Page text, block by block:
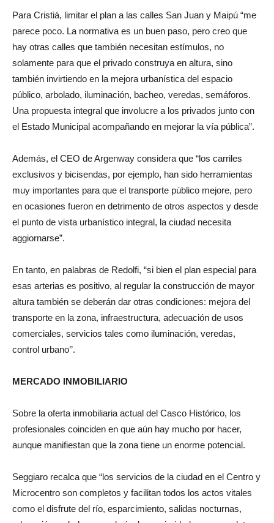
Para Cristiá, limitar el plan a las calles San Juan y Maipú “me
parece poco. La normativa es un buen paso, pero creo que
hay otras calles que también necesitan estímulos, no
solamente para que el privado construya en altura, sino
también invirtiendo en la mejora urbanística del espacio
público, arbolado, iluminación, bacheo, veredas, semáforos.
Una propuesta integral que involucre a los privados junto con
el Estado Municipal acompañando en mejorar la vía pública”.
Además, el CEO de Argenway considera que “los carriles
exclusivos y bicisendas, por ejemplo, han sido herramientas
muy importantes para que el transporte público mejore, pero
en ocasiones fueron en detrimento de otros aspectos y desde
el punto de vista urbanístico integral, la ciudad necesita
aggiornarse”.
En tanto, en palabras de Redolfi, “si bien el plan especial para
esas arterias es positivo, al regular la construcción de mayor
altura también se deberán dar otras condiciones: mejora del
transporte en la zona, infraestructura, adecuación de usos
comerciales, servicios tales como iluminación, veredas,
control urbano’’.
MERCADO INMOBILIARIO
Sobre la oferta inmobiliaria actual del Casco Histórico, los
profesionales coinciden en que aún hay mucho por hacer,
aunque manifiestan que la zona tiene un enorme potencial.
Seggiaro recalca que “los servicios de la ciudad en el Centro y
Microcentro son completos y facilitan todos los actos vitales
como el disfrute del río, esparcimiento, salidas nocturnas,